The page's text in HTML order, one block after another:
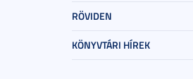
RÖVIDEN
KÖNYVTÁRI HÍREK